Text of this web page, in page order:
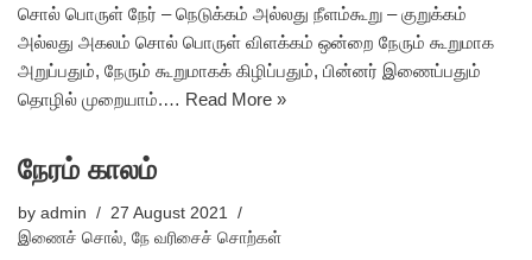
சொல் பொருள் நேர் – நெடுக்கம் அல்லது நீளம்கூறு – குறுக்கம்
அல்லது அகலம் சொல் பொருள் விளக்கம் ஒன்றை நேரும் கூறுமாக
அறுப்பதும், நேரும் கூறுமாகக் கிழிப்பதும், பின்னர் இணைப்பதும்
தொழில் முறையாம்.… Read More »
நேரம் காலம்
by admin
27 August 2021
இணைச் சொல், நே வரிசைச் சொற்கள்